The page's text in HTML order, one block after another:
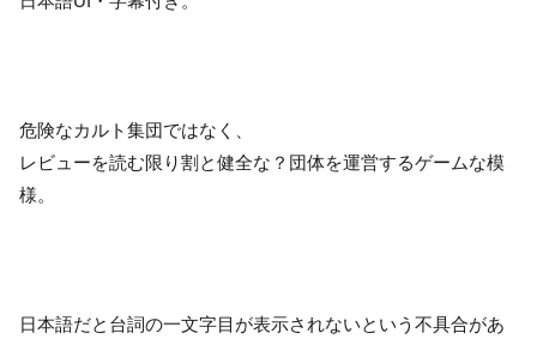
危険なカルト集団ではなく、
レビューを読む限り割と健全な？団体を運営するゲームな模
様。
日本語だと台詞の一文字目が表示されないという不具合があ